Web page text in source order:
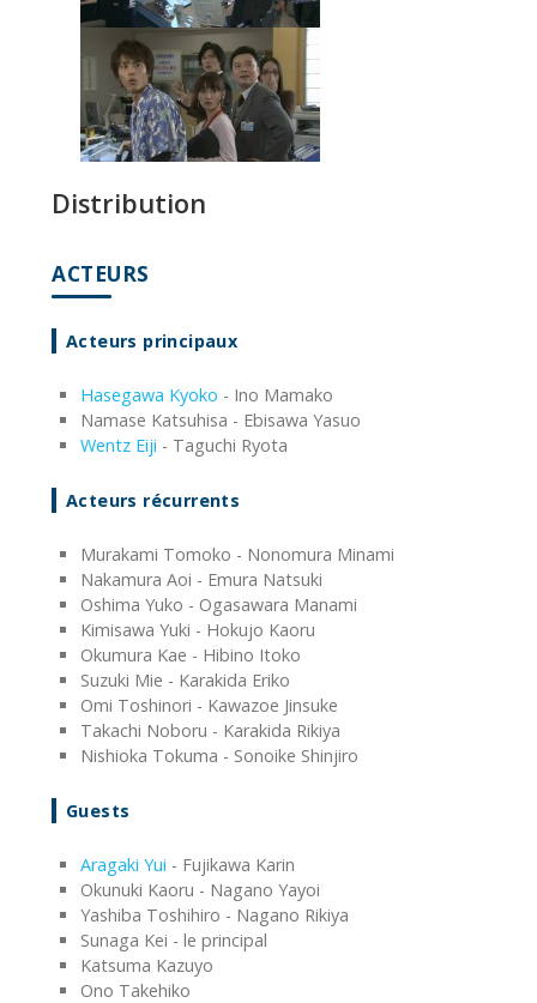
Distribution
ACTEURS
Acteurs principaux
Hasegawa Kyoko - Ino Mamako
Namase Katsuhisa - Ebisawa Yasuo
Wentz Eiji - Taguchi Ryota
Acteurs récurrents
Murakami Tomoko - Nonomura Minami
Nakamura Aoi - Emura Natsuki
Oshima Yuko - Ogasawara Manami
Kimisawa Yuki - Hokujo Kaoru
Okumura Kae - Hibino Itoko
Suzuki Mie - Karakida Eriko
Omi Toshinori - Kawazoe Jinsuke
Takachi Noboru - Karakida Rikiya
Nishioka Tokuma - Sonoike Shinjiro
Guests
Aragaki Yui - Fujikawa Karin
Okunuki Kaoru - Nagano Yayoi
Yashiba Toshihiro - Nagano Rikiya
Sunaga Kei - le principal
Katsuma Kazuyo
Ono Takehiko